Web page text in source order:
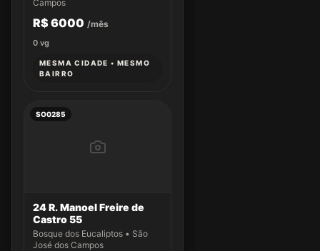
Campos
R$ 6000 /mês
0 vg
MESMA CIDADE • MESMO
BAIRRO
SO0285
24 R. Manoel Freire de
Castro 55
Bosque dos Eucaliptos • São
José dos Campos